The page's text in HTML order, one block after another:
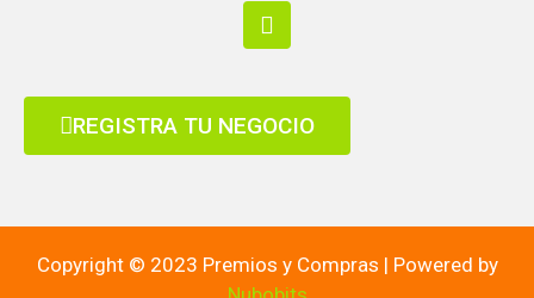
REGISTRA TU NEGOCIO
Copyright © 2023 Premios y Compras | Powered by